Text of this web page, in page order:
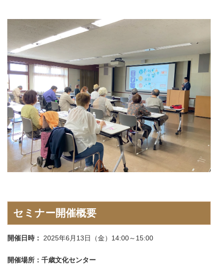
セ ミナー開催概要
開催日時： 2025年6月13日（金）14:00～15:00
開催場所：千歳文化センター